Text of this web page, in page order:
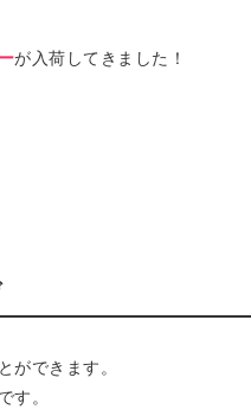
が入荷してきました！
ができます。
す。